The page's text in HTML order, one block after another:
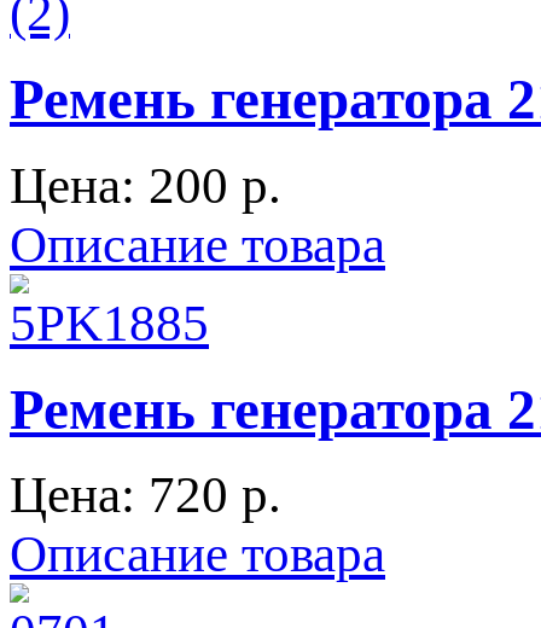
Ремень генератора
Цена: 200 p.
Описание товара
Ремень генератора
Цена: 720 p.
Описание товара